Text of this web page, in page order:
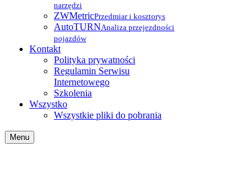
narzędzi
ZWMetricPrzedmiar i kosztorys
AutoTURNAnaliza przejezdności
pojazdów
Kontakt
Polityka prywatności
Regulamin Serwisu
Internetowego
Szkolenia
Wszystko
Wszystkie pliki do pobrania
Menu